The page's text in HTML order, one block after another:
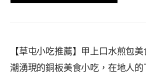
【草屯小吃推薦】甲上口水煎包
潮湧現的銅板美食小吃，在地人